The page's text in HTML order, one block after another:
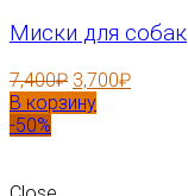
Миски для собак
7,400₽ 3,700₽
В корзину
-50%